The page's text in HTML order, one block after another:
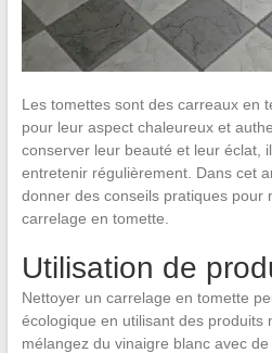
Les tomettes sont des carreaux en
pour leur aspect chaleureux et
conserver leur beauté et leur éclat,
entretenir régulièrement. Dans cet
donner des conseils pratiques pour
carrelage en tomette.
Utilisation de
Nettoyer un carrelage en tomette
écologique en utilisant des produits
mélangez du vinaigre blanc avec